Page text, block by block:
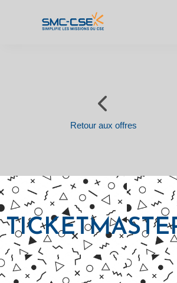
Retour aux offres